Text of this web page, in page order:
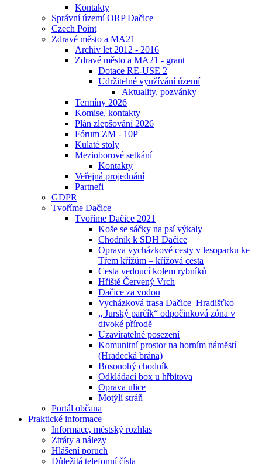
Kontakty
Správní území ORP Dačice
Czech Point
Zdravé město a MA21
Archiv let 2012 - 2016
Zdravé město a MA21 - grant
Dotace RE-USE 2
Udržitelné využívání území
Aktuality, pozvánky
Termíny 2026
Komise, kontakty
Plán zlepšování 2026
Fórum ZM - 10P
Kulaté stoly
Mezioborové setkání
Kontakty
Veřejná projednání
Partneři
GDPR
Tvoříme Dačice
Tvoříme Dačice 2021
Koše se sáčky na psí výkaly
Chodník k SDH Dačice
Oprava vycházkové cesty v lesoparku ke
Třem křížům – křížová cesta
Cesta vedoucí kolem rybníků
Hřiště Červený Vrch
Dačice za vodou
Vycházková trasa Dačice–Hradišťko
„ Jurský parčík“ odpočinková zóna v
divoké přírodě
Uzavíratelné posezení
Komunitní prostor na horním náměstí
(Hradecká brána)
Bosonohý chodník
Odkládací box u hřbitova
Oprava ulice
Motýlí stráň
Portál občana
Praktické informace
Informace, městský rozhlas
Ztráty a nálezy
Hlášení poruch
Důležitá telefonní čísla